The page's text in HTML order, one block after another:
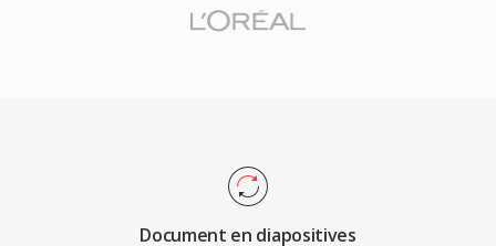
Document en diapositives